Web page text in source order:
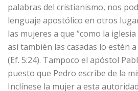
palabras del cristianismo, nos
lenguaje apostólico en otros
las mujeres a que “como la
así también las casadas lo estén
(Ef. 5:24). Tampoco el apóstol
puesto que Pedro escribe de la
Inclínese la mujer a esta